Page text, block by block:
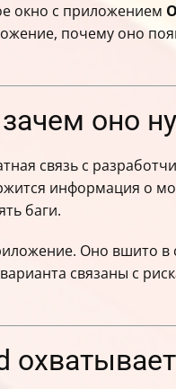
разработчика
окно с приложением
почему оно
оно
связь с
информация о
баги.
Оно вшито в
связаны с